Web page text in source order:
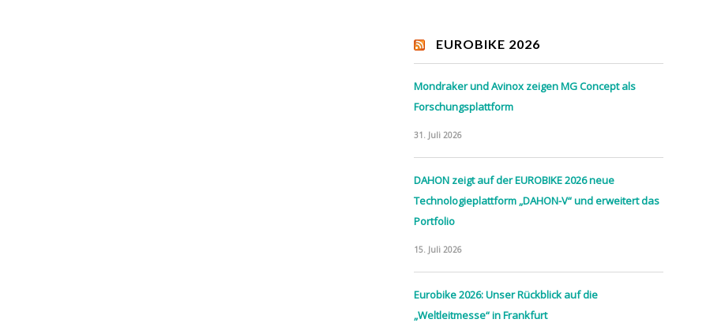
EUROBIKE 2026
Mondraker und Avinox zeigen MG Concept als
Forschungsplattform
31. Juli 2026
DAHON zeigt auf der EUROBIKE 2026 neue
Technologieplattform „DAHON-V“ und erweitert das
Portfolio
15. Juli 2026
Eurobike 2026: Unser Rückblick auf die
„Weltleitmesse“ in Frankfurt